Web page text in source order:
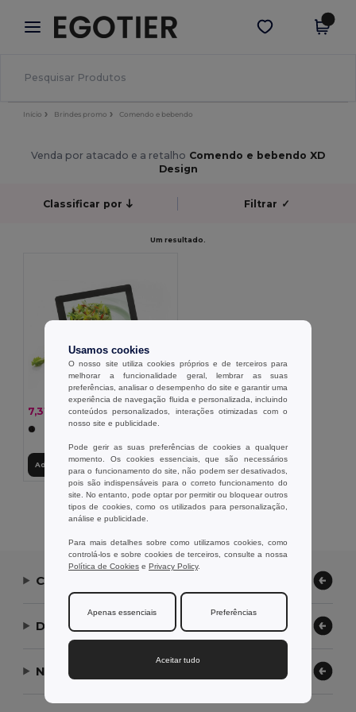
× App Egotier
Melhores preços na app!
Obter app
Início Brindes promo Comendo e bebendo
Venda por atacado e a retalho Comendo e bebendo XD
Design
Classificar por Filtrar ✓
Um resultado.
7,31 € 8,04 € -9%
Adicionar ao Carrinho
Exibindo Todos Os Produtos.
Contate-nos
Deixe-nos ajudar
Nossa Empresa
Usamos cookies
O nosso site utiliza cookies próprios e de terceiros para
melhorar a funcionalidade geral, lembrar as suas
preferências, analisar o desempenho do site e garantir uma
experiência de navegação fluida e personalizada, incluindo
conteúdos personalizados, interações otimizadas com o
nosso site e publicidade.
Pode gerir as suas preferências de cookies a qualquer
momento. Os cookies essenciais, que são necessários
para o funcionamento do site, não podem ser desativados,
pois são indispensáveis para o correto funcionamento do
site. No entanto, pode optar por permitir ou bloquear outros
tipos de cookies, como os utilizados para personalização,
análise e publicidade.
Para mais detalhes sobre como utilizamos cookies, como
controlá-los e sobre cookies de terceiros, consulte a nossa
Política de Cookies e Privacy Policy.
Apenas essenciais Preferências
Aceitar tudo